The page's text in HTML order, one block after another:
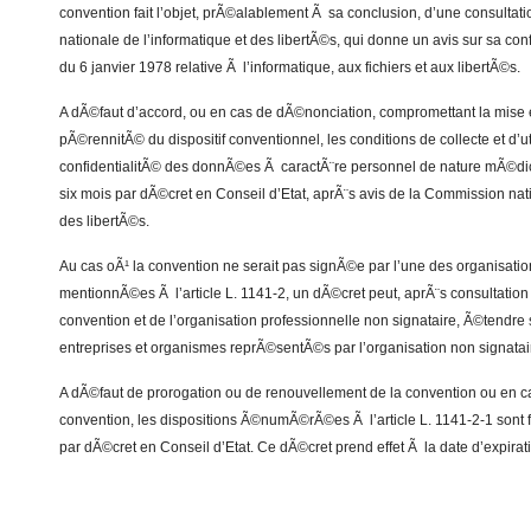
convention fait l’objet, prÃ©alablement Ã sa conclusion, d’une
nationale de l’informatique et des libertÃ©s, qui donne un avis sur sa
du 6 janvier 1978 relative Ã l’informatique, aux fichiers et aux libertÃ©s.
A dÃ©faut d’accord, ou en cas de dÃ©nonciation, compromettant la mise
pÃ©rennitÃ© du dispositif conventionnel, les conditions de collecte et
confidentialitÃ© des donnÃ©es Ã caractÃ¨re personnel de nature
six mois par dÃ©cret en Conseil d’Etat, aprÃ¨s avis de la Commission
des libertÃ©s.
Au cas oÃ¹ la convention ne serait pas signÃ©e par l’une des
mentionnÃ©es Ã l’article L. 1141-2, un dÃ©cret peut, aprÃ¨s
convention et de l’organisation professionnelle non signataire, Ã©tendre
entreprises et organismes reprÃ©sentÃ©s par l’organisation non
A dÃ©faut de prorogation ou de renouvellement de la convention ou en
convention, les dispositions Ã©numÃ©rÃ©es Ã l’article L. 1141-2-1 sont
par dÃ©cret en Conseil d’Etat. Ce dÃ©cret prend effet Ã la date